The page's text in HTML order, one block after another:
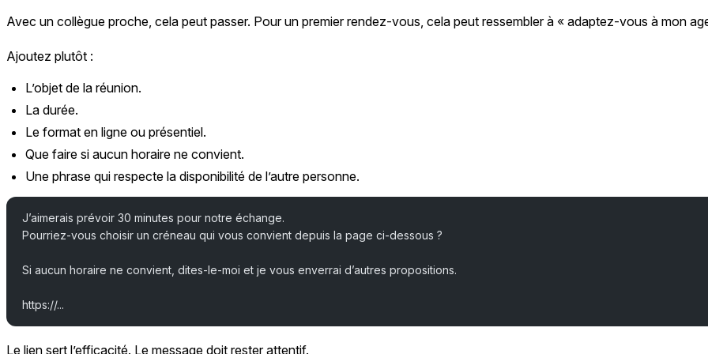
Avec un collègue proche, cela peut passer. Pour un premier rendez-vous, cela peut ressembler à « adaptez-vous à mon
Ajoutez plutôt :
L’objet de la réunion.
La durée.
Le format en ligne ou présentiel.
Que faire si aucun horaire ne convient.
Une phrase qui respecte la disponibilité de l’autre personne.
J’aimerais prévoir 30 minutes pour notre échange.
Pourriez-vous choisir un créneau qui vous convient depuis la page ci-dessous ?
Si aucun horaire ne convient, dites-le-moi et je vous enverrai d’autres propositions.
https://...
Le lien sert l’efficacité. Le message doit rester attentif.